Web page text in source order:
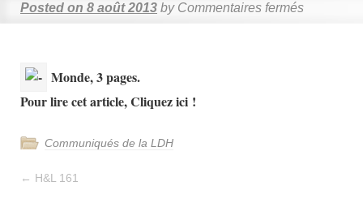
Posted on 8 août 2013 by Commentaires fermés
Monde, 3 pages.
Pour lire cet article, Cliquez ici !
Communiqués de la LDH
← H&L 161